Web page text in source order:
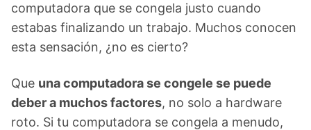
computadora que se congela justo cuando
estabas finalizando un trabajo. Muchos conocen
esta sensación, ¿no es cierto?
Que una computadora se congele se puede
deber a muchos factores, no solo a hardware
roto. Si tu computadora se congela a menudo,